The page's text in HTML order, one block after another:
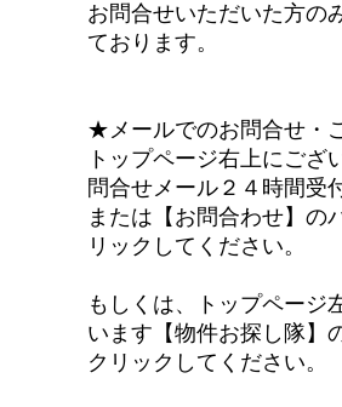
お問合せいただいた方の
ております。
★メールでのお問合せ・
トップページ右上にござ
問合せメール２４時間受
または【お問合わせ】の
リックしてください。
もしくは、トップページ
います【物件お探し隊】
クリックしてください。